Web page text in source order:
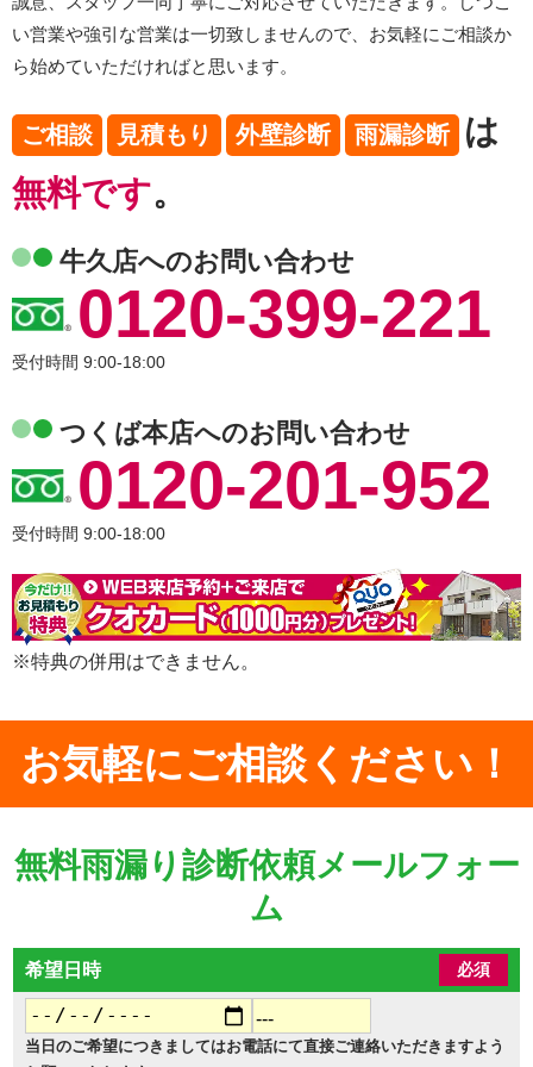
い営業や強引な営業は一切致しませんので、お気軽にご相談か
ら始めていただければと思います。
ご相談 見積もり 外壁診断 雨漏診断
は
無料です。
牛久店へのお問い合わせ
0120-399-221
受付時間 9:00-18:00
つくば本店へのお問い合わせ
0120-201-952
受付時間 9:00-18:00
※特典の併用はできません。
お気軽にご相談ください！
無料雨漏り診断依頼メールフォー
ム
希望日時 必須
当日のご希望につきましてはお電話にて直接ご連絡いただきますよう